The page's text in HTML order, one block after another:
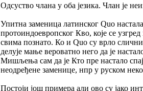
Одсуство члана у оба језика. Члан је
Упитна заменица латинског Quo
протоиндоевропског Кво, које се
свима познато. Ко и Quo су врло
делује мање вероватно него да је
Мишљења сам да је Кто пре настало
неодређене заменице, нпр у руском
Постоји још примера али ово су јако